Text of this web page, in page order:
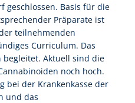
geschlossen. Basis für die
Präparate ist
teilnehmenden
Curriculum. Das
begleitet. Aktuell sind die
noch hoch.
bei der Krankenkasse der
und das